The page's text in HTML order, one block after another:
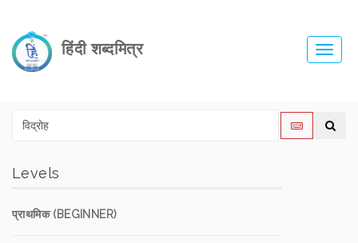
हिंदी शब्दमित्र
Levels
प्राथमिक (BEGINNER)